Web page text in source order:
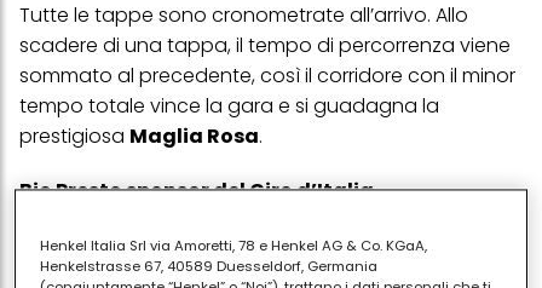
Tutte le tappe sono cronometrate all’arrivo. Allo
scadere di una tappa, il tempo di percorrenza viene
sommato al precedente, così il corridore con il minor
tempo totale vince la gara e si guadagna la
prestigiosa Maglia Rosa.
Bio Presto sponsor del Giro d’Italia
sponsor ufficialea fianco del Giro d’Italia,
Henkel Italia Srl via Amoretti, 78 e Henkel AG & Co. KGaA,
Henkelstrasse 67, 40589 Duesseldorf, Germania